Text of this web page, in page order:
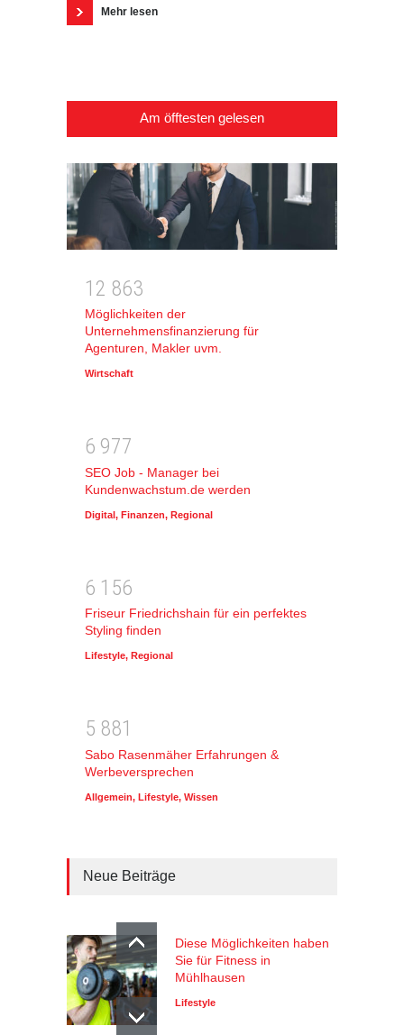
Mehr lesen
Am öfftesten gelesen
1 2 863
Möglichkeiten der
Unternehmensfinanzierung für
Agenturen, Makler uvm.
Wirtschaft
6 977
SEO Job - Manager bei
Kundenwachstum.de werden
Digital, Finanzen, Regional
6 1 56
Friseur Friedrichshain für ein perfektes
Styling finden
Lifestyle, Regional
5 881
Sabo Rasenmäher Erfahrungen &
Werbeversprechen
Allgemein, Lifestyle, Wissen
Neue Beiträge
Diese Möglichkeiten haben
Sie für Fitness in
Mühlhausen
Lifestyle